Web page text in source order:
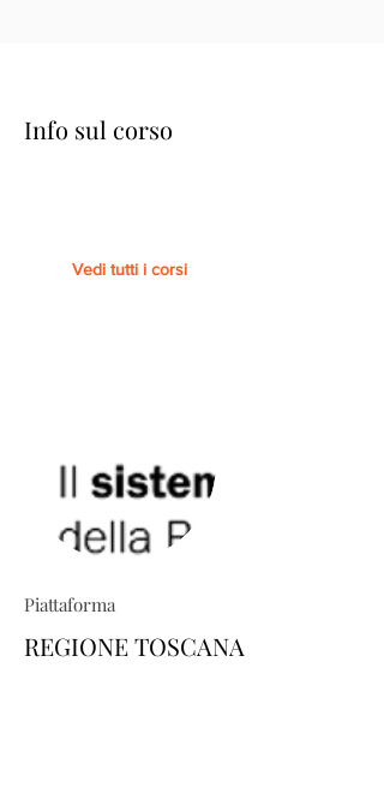
Info sul corso
Vedi tutti i corsi
Piattaforma
REGIONE TOSCANA